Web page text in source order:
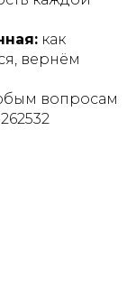
как
вернём
вопросам